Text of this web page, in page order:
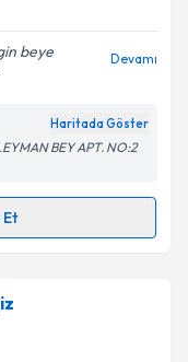
ilişkin
beye
Devamı
Haritada Göster
BEY APT. NO:2
takvimi talebi
almanız için bir
bilgilendireceğiz.